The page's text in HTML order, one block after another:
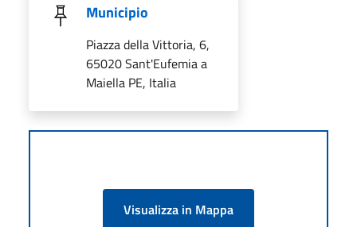
Municipio
Piazza della Vittoria, 6,
65020 Sant'Eufemia a
Maiella PE, Italia
Visualizza in Mappa